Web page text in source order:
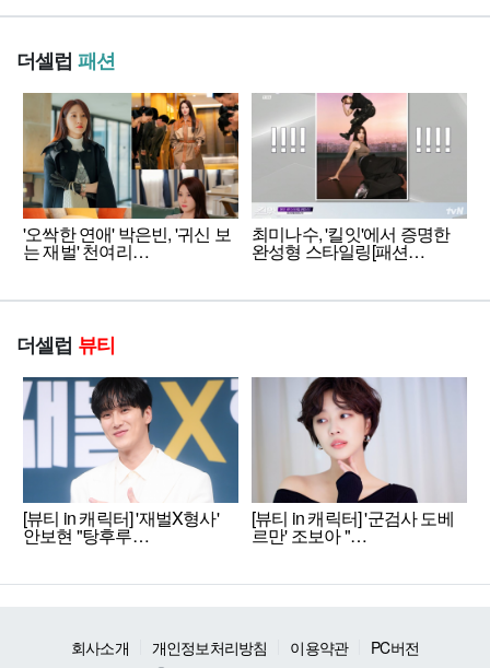
더셀럽 패션
'오싹한 연애' 박은빈, '귀신 보
는 재벌' 천여리…
최미나수, '킬잇'에서 증명한
완성형 스타일링[패션…
더셀럽 뷰티
[뷰티 in 캐릭터] '재벌X형사'
안보현 "탕후루…
[뷰티 in 캐릭터] '군검사 도베
르만' 조보아 "…
회사소개 개인정보처리방침 이용약관 PC버전